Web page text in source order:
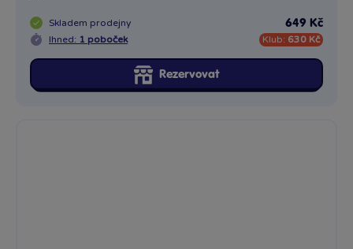
Skladem prodejny
Ihned: 1 poboček
649 Kč
Klub: 630 Kč
Rezervovat